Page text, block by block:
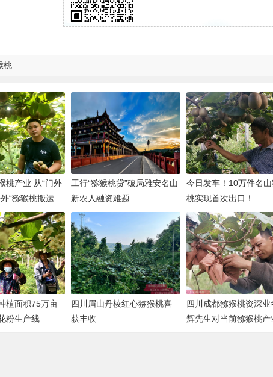
桃
桃产业 从“门外
“猕猴桃搬运
工行“猕猴桃贷”破局雅安名山
新农人融资难题
今日发车！10万件名
桃实现首次出口！
植面积75万亩
粉生产线
四川眉山丹棱红心猕猴桃喜
获丰收
四川成都猕猴桃资深业
辉先生对当前猕猴桃产